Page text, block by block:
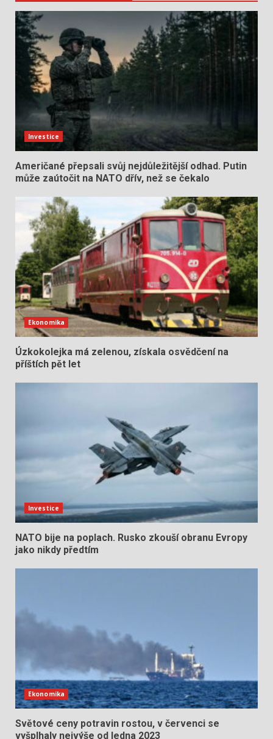
Investice
Američané přepsali svůj nejdůležitější odhad. Putin
může zaútočit na NATO dřív, než se čekalo
Ekonomika
Úzkokolejka má zelenou, získala osvědčení na
příštích pět let
Investice
NATO bije na poplach. Rusko zkouší obranu Evropy
jako nikdy předtím
Ekonomika
Světové ceny potravin rostou, v červenci se
vyšplhaly nejvýše od ledna 2023